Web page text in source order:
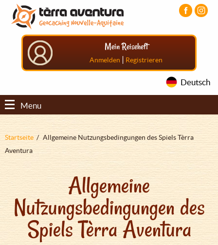
Direkt
zum
Inhalt
Aller
menu
principal
Aller
pied
Mein Reiseheft
Anmelden | Registrieren
Deutsch
Menu
Pfadnavigation
Startseite
Allgemeine Nutzungsbedingungen des Spiels Tèrra
Aventura
Allgemeine
Nutzungsbedingungen des
Spiels Tèrra Aventura